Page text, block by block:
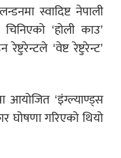
स्वादिष्ट नेपाली
‘होली काउ’
‘वेष्ट रेष्टुरेन्ट’
‘इंग्ल्याण्ड्स
घोषणा गरिएको थियो